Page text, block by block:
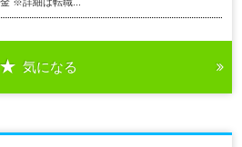
※詳細は転職...
気になる